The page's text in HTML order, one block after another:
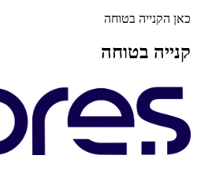
כאן הקנייה בטוחה
קנייה בטוחה